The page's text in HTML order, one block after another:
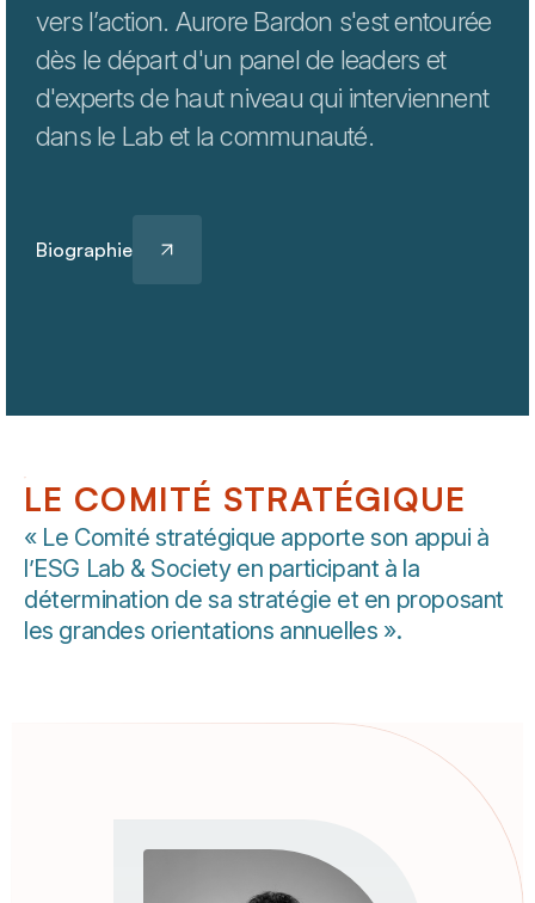
vers l’action. Aurore Bardon s'est entourée
dès le départ d'un panel de leaders et
d'expertsde haut niveau qui interviennent
dans le Lab et la communauté.
Biographie
LE COMITÉ STRATÉGIQUE
« Le Comité stratégique apporte son appui à
l’ESG Lab & Society en participant à la
détermination de sa stratégie et en proposant
les grandes orientations annuelles ».